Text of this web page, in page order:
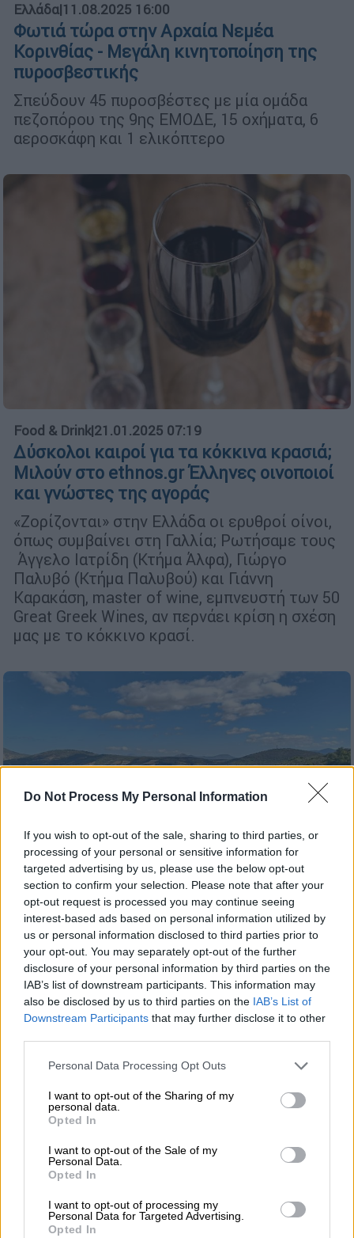
Do Not Process My Personal Information
If you wish to opt-out of the sale, sharing to third parties, or
processing of your personal or sensitive information for
targeted advertising by us, please use the below opt-out
section to confirm your selection. Please note that after your
opt-out request is processed you may continue seeing
interest-based ads based on personal information utilized by
us or personal information disclosed to third parties prior to
your opt-out. You may separately opt-out of the further
disclosure of your personal information by third parties on the
IAB’s list of downstream participants. This information may
also be disclosed by us to third parties on the IAB’s List of
Downstream Participants that may further disclose it to other
Please note that this website/app uses one or more Google
not limited to your visit or usage behaviour. You may click to
grant or deny consent to Google and its third-party tags to
use your data for below specified purposes in below Google
consent section.
Personal Data Processing Opt Outs
I want to opt-out of the Sharing of my
personal data.
Opted In
I want to opt-out of the Sale of my
Personal Data.
Opted In
I want to opt-out of processing my
Personal Data for Targeted Advertising.
Opted In
Ελλάδα|11.08.2025 16:00
Φωτιά τώρα στην Αρχαία Νεμέα
Κορινθίας - Μεγάλη κινητοποίηση της
πυροσβεστικής
Σπεύδουν 45 πυροσβέστες με μία ομάδα
πεζοπόρου της 9ης ΕΜΟΔΕ, 15 οχήματα, 6
αεροσκάφη και 1 ελικόπτερο
Food & Drink|21.01.2025 07:19
Δύσκολοι καιροί για τα κόκκινα κρασιά;
Μιλούν στο ethnos.gr Έλληνες οινοποιοί
και γνώστες της αγοράς
«Zορίζονται» στην Ελλάδα οι ερυθροί οίνοι,
όπως συμβαίνει στη Γαλλία; Ρωτήσαμε τους
Άγγελο Ιατρίδη (Κτήμα Άλφα), Γιώργο
Παλυβό (Κτήμα Παλυβού) και Γιάννη
Καρακάση, master of wine, εμπνευστή των 50
Great Greek Wines, αν περνάει κρίση η σχέση
μας με το κόκκινο κρασί.
Travel|12.11.2023 07:30
Νεμέα, η γη του Αγιωργίτικου -
Εξόρμηση στο μεγαλύτερο αμπελώνα
της Ελλάδας
Με αφορμή την Παγκόσμια Ημέρα
Οινοτουρισμού το ethnos.gr ταξιδεύει στην
τους ανθρώπους του και καταγράφει
πλευρές ενός αξέχαστου οινικού
Σαββατοκύριακο τόσο κοντά στην Αθήνα και
ταυτόχρονα τόσο «αλλού».